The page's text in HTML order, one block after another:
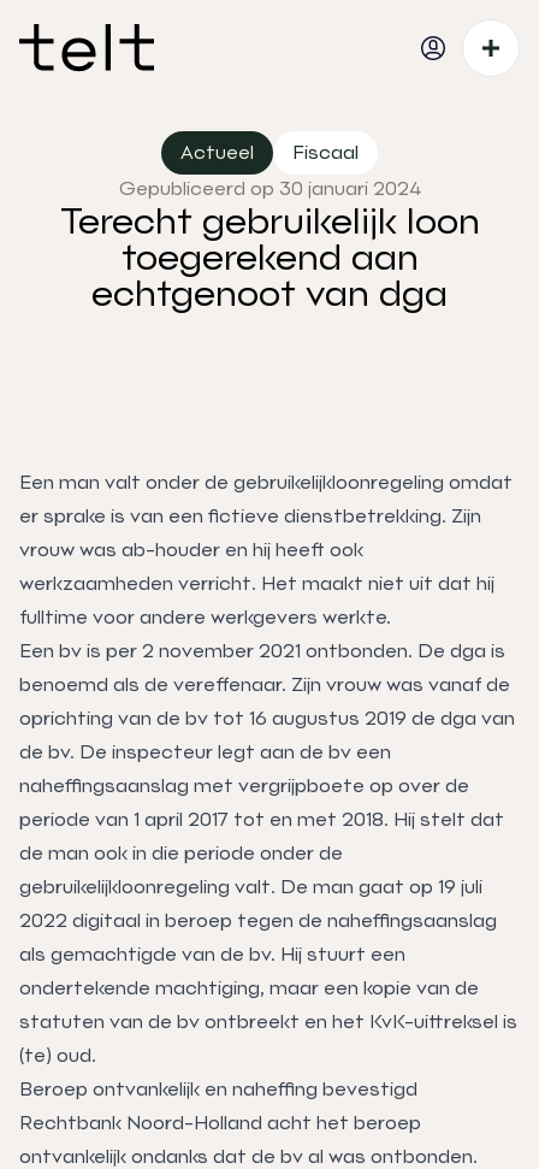
Actueel
Fiscaal
Gepubliceerd op 30 januari 2024
Terecht gebruikelijk loon
toegerekend aan
echtgenoot van dga
Een man valt onder de gebruikelijkloonregeling omdat
er sprake is van een fictieve dienstbetrekking. Zijn
vrouw was ab-houder en hij heeft ook
werkzaamheden verricht. Het maakt niet uit dat hij
fulltime voor andere werkgevers werkte.
Een bv is per 2 november 2021 ontbonden. De dga is
benoemd als de vereffenaar. Zijn vrouw was vanaf de
oprichting van de bv tot 16 augustus 2019 de dga van
de bv. De inspecteur legt aan de bv een
naheffingsaanslag met vergrijpboete op over de
periode van 1 april 2017 tot en met 2018. Hij stelt dat
de man ook in die periode onder de
gebruikelijkloonregeling valt. De man gaat op 19 juli
2022 digitaal in beroep tegen de naheffingsaanslag
als gemachtigde van de bv. Hij stuurt een
ondertekende machtiging, maar een kopie van de
statuten van de bv ontbreekt en het KvK-uittreksel is
(te) oud.
Beroep ontvankelijk en naheffing bevestigd
Rechtbank Noord-Holland acht het beroep
ontvankelijk ondanks dat de bv al was ontbonden.